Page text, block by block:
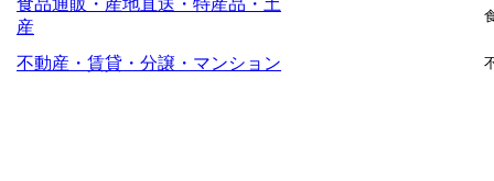
食品通販・産地直送・特産品・土
産
不動産・賃貸・分譲・マンション